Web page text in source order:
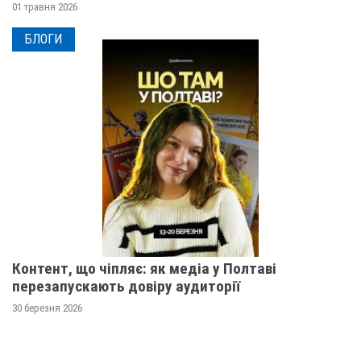
01 травня 2026
БЛОГИ
Контент, що чіпляє: як медіа у Полтаві
перезапускають довіру аудиторії
30 березня 2026